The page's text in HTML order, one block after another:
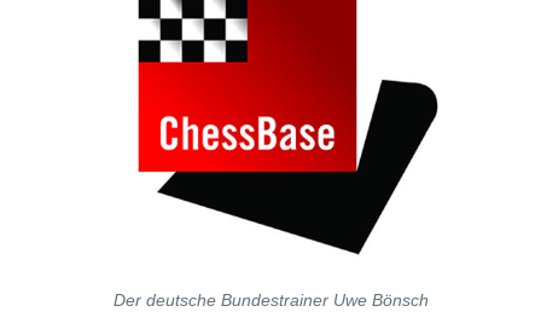
Der deutsche Bundestrainer Uwe Bönsch